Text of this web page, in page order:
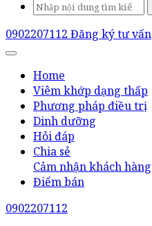
0902207112 Đăng ký tư vấn
Home
Viêm khớp dạng thấp
Phương pháp điều trị
Dinh dưỡng
Hỏi đáp
Chia sẻ
Cảm nhận khách hàng
Điểm bán
0902207112